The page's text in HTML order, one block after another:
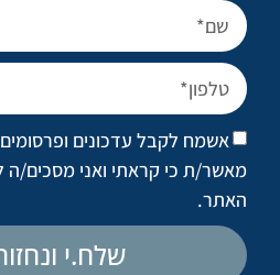
הילדים, להאזין להם ולהיות ערים
מחשיפת הגוף או מפעילות חברתית,
רופא לרפואת מתבגרים. הרופא יאבחן
תרופתי או ניתוחי, או שאינו זקוק
אשמח לקבל עדכונים
מאשר/ת כי קראתי ואני מסכים/ה
האתר.
שלח.י